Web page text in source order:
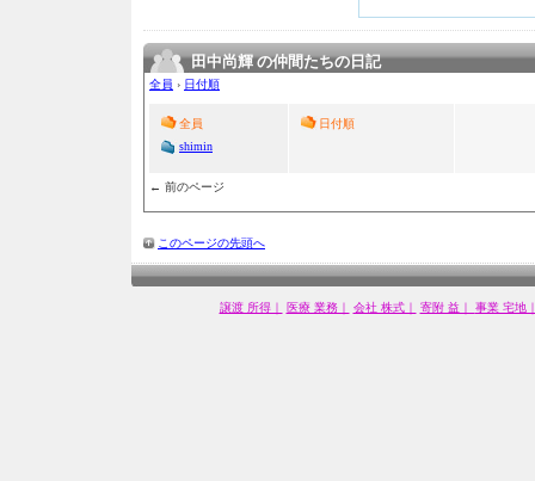
田中尚輝 の仲間たちの日記
全員 › 日付順
全員
shimin
日付順
← 前のページ
このページの先頭へ
譲渡 所得｜ 医療 業務｜ 会社 株式｜ 寄附 益｜ 事業 宅地